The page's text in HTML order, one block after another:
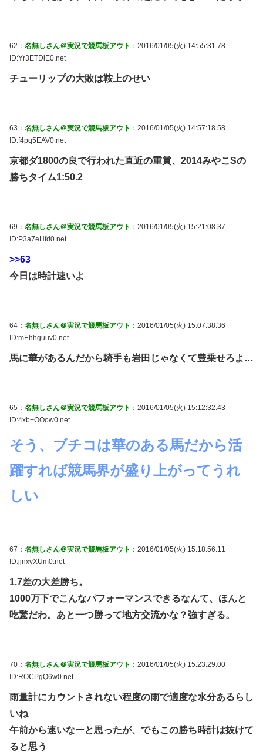
62： 名無しさん＠実況で競馬板アウト ：2016/01/05(火) 14:55:31.78
ID:Yr3ETDiE0.net
チューリップの大敗は鞍上のせい
63： 名無しさん＠実況で競馬板アウト ：2016/01/05(火) 14:57:18.58
ID:f4pq5EAV0.net
京都ダ1800の良で行われた直近の重賞、2014みやこSの
勝ちタイム1:50.2
69： 名無しさん＠実況で競馬板アウト ：2016/01/05(火) 15:21:08.37
ID:P3a7eHfd0.net
>>63
今日は時計速いよ
64： 名無しさん＠実況で競馬板アウト ：2016/01/05(火) 15:07:38.36
ID:mEhhguuv0.net
馬に華があるんだから騎手も岩田じゃなくて豊乗せろよ…
65： 名無しさん＠実況で競馬板アウト ：2016/01/05(火) 15:12:32.43
ID:4xb+OOow0.net
そう、ブチコは華のある馬だから活
躍すれば競馬界が盛り上がってうれ
しい
67： 名無しさん＠実況で競馬板アウト ：2016/01/05(火) 15:18:56.11
ID:jjnxvXUm0.net
1.7差の大差勝ち。
1000万下でこんなパフォーマンスできるなんて、ほんと
吃驚だわ。あと一つ勝って地方交流かな？強すぎる。
70： 名無しさん＠実況で競馬板アウト ：2016/01/05(火) 15:23:29.00
ID:ROCPgQ6w0.net
雨量計にカウントされない程度の雨で適度な水分あるらし
いね
午前から速いなーと思ったが、でもこの勝ち時計は抜けて
ると思う